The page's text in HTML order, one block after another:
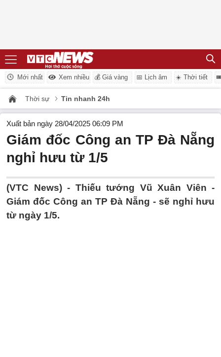
Mới nhất Xem nhiều 💰 Giá vàng 📅 Lịch âm ☀️ Thời tiết
Thời sự Tin nhanh 24h
Xuất bản ngày 28/04/2025 06:09 PM
Giám đốc Công an TP Đà Nẵng
nghỉ hưu từ 1/5
(VTC News) - Thiếu tướng Vũ Xuân Viên -
Giám đốc Công an TP Đà Nẵng - sẽ nghỉ hưu
từ ngày 1/5.